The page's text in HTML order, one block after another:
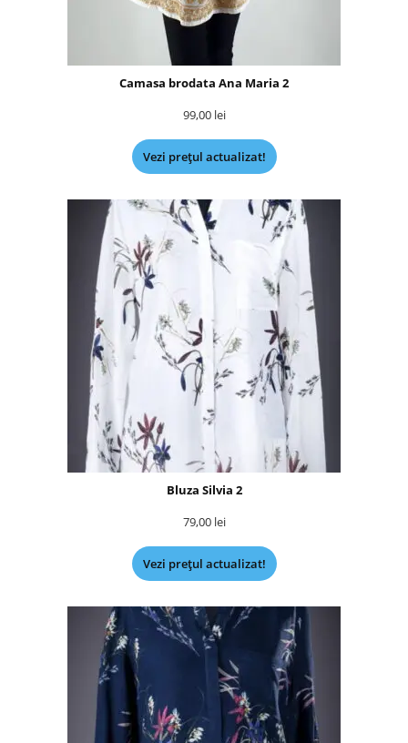
Camasa brodata Ana Maria 2
99,00 lei
Vezi prețul actualizat!
Bluza Silvia 2
79,00 lei
Vezi prețul actualizat!